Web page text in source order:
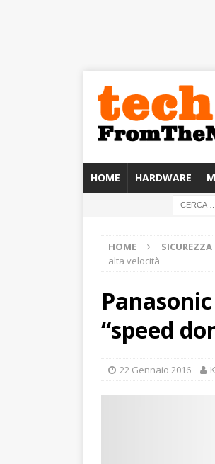
HOME HARDWARE
HOME SICUREZZA
alta velocità
“speed
22 Gennaio 2016